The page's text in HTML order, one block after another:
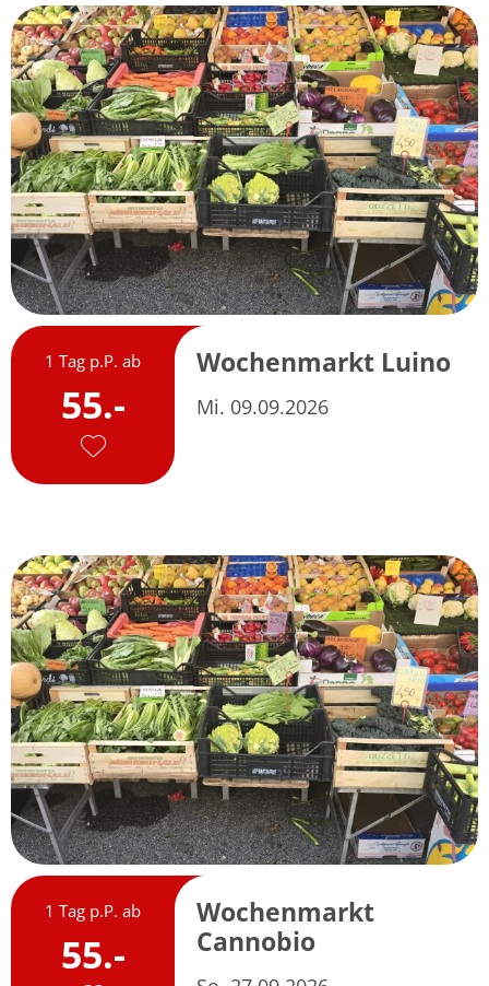
1 Tag p.P. ab
55.-
Wochenmarkt Luino
Mi. 09.09.2026
1 Tag p.P. ab
55.-
Wochenmarkt
Cannobio